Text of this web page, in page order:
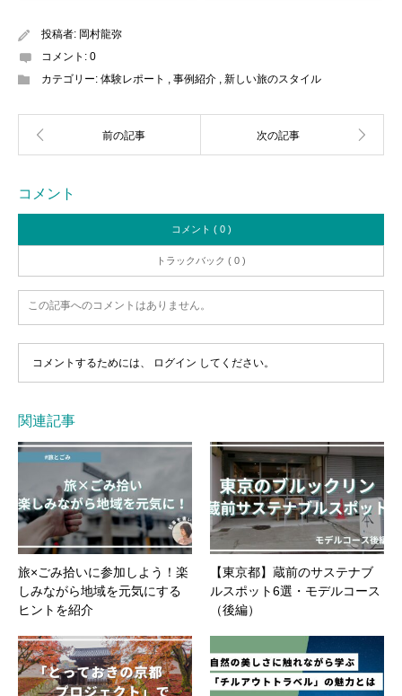
投稿者: 岡村龍弥
コメント: 0
カテゴリー: 体験レポート , 事例紹介 , 新しい旅のスタイル
コメント
コメント ( 0 )
トラックバック ( 0 )
この記事へのコメントはありません。
コメントするためには、 ログイン してください。
関連記事
旅×ごみ拾いに参加しよう！楽
しみながら地域を元気にする
ヒントを紹介
【東京都】蔵前のサステナブ
ルスポット6選・モデルコース
（後編）